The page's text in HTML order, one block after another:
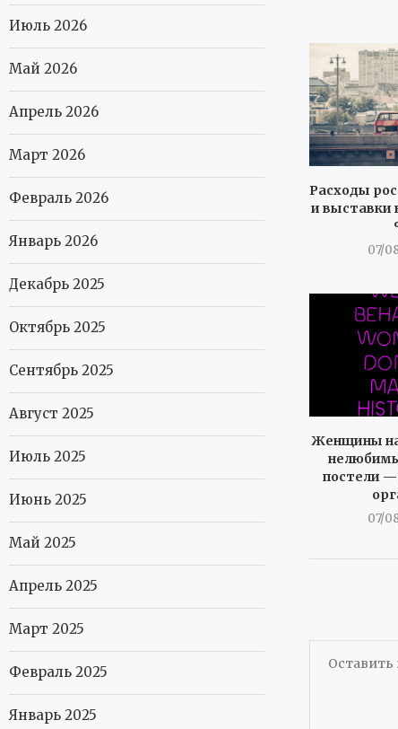
Расходы
и выставки
07/
Женщины
постели —
07/
Июль 2026
Май 2026
Апрель 2026
Март 2026
Февраль 2026
Январь 2026
Декабрь 2025
Октябрь 2025
Сентябрь 2025
Август 2025
Июль 2025
Июнь 2025
Май 2025
Апрель 2025
Март 2025
Февраль 2025
Январь 2025